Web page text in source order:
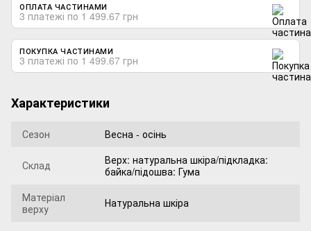
ОПЛАТА ЧАСТИНАМИ
3 платежі по 1 499.67 грн
ПОКУПКА ЧАСТИНАМИ
3 платежі по 1 499.67 грн
Характеристики
Сезон Весна - осінь
Склад
Верх: натуральна шкіра/підкладка:
байка/підошва: Гума
Матеріал
верху
Натуральна шкіра